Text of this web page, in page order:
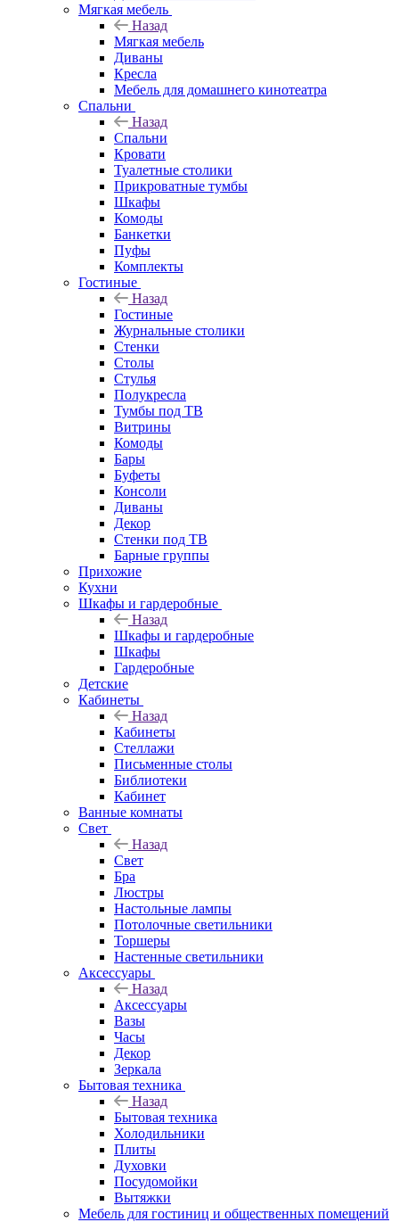
Мягкая мебель
Назад
Мягкая мебель
Диваны
Кресла
Мебель для домашнего кинотеатра
Спальни
Назад
Спальни
Кровати
Туалетные столики
Прикроватные тумбы
Шкафы
Комоды
Банкетки
Пуфы
Комплекты
Гостиные
Назад
Гостиные
Журнальные столики
Стенки
Столы
Стулья
Полукресла
Тумбы под ТВ
Витрины
Комоды
Бары
Буфеты
Консоли
Диваны
Декор
Стенки под ТВ
Барные группы
Прихожие
Кухни
Шкафы и гардеробные
Назад
Шкафы и гардеробные
Шкафы
Гардеробные
Детские
Кабинеты
Назад
Кабинеты
Стеллажи
Письменные столы
Библиотеки
Кабинет
Ванные комнаты
Свет
Назад
Свет
Бра
Люстры
Настольные лампы
Потолочные светильники
Торшеры
Настенные светильники
Аксессуары
Назад
Аксессуары
Вазы
Часы
Декор
Зеркала
Бытовая техника
Назад
Бытовая техника
Холодильники
Плиты
Духовки
Посудомойки
Вытяжки
Мебель для гостиниц и общественных помещений